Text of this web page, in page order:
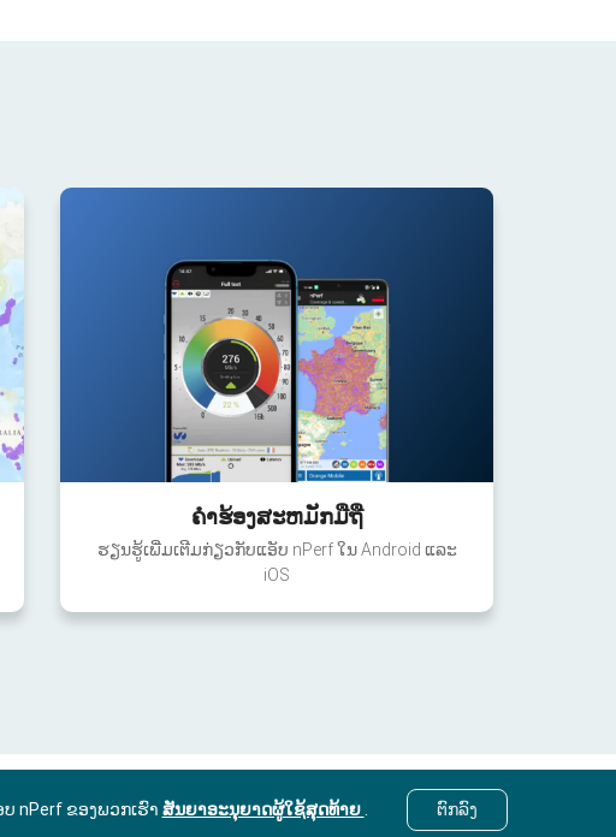
ຄໍາຮ້ອງສະຫມັກມືຖື
ຮຽນຮູ້ເພີ່ມເຕີມກ່ຽວກັບແອັບ nPerf ໃນ Android ແລະ
iOS
nPerf ຂອງພວກເຮົາ ສັນຍາອະນຸຍາດຜູ້ໃຊ້ສຸດທ້າຍ ຕົກ​ລົງ